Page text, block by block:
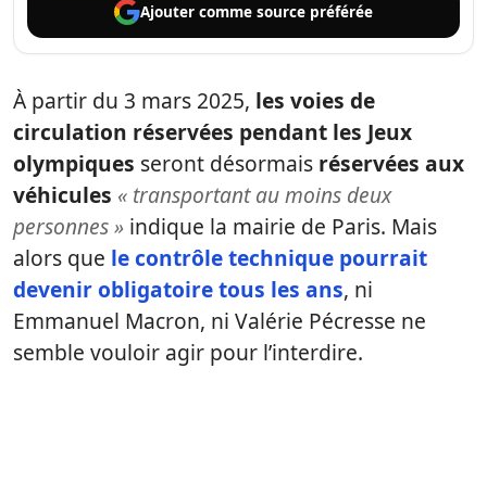
Ajouter comme source préférée
À partir du 3 mars 2025, les voies de
circulation réservées pendant les Jeux
olympiques seront désormais réservées aux
véhicules « transportant au moins deux
personnes » indique la mairie de Paris. Mais
alors que le contrôle technique pourrait
devenir obligatoire tous les ans, ni
Emmanuel Macron, ni Valérie Pécresse ne
semble vouloir agir pour l’interdire.